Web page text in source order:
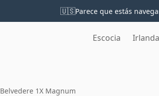
🇺🇸Parece que estás
Escocia Irlanda
Belvedere 1X Magnum